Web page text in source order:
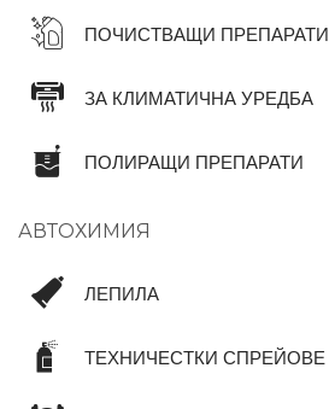
ПОЧИСТВАЩИ ПРЕПАРАТИ
ЗА КЛИМАТИЧНА УРЕДБА
ПОЛИРАЩИ ПРЕПАРАТИ
АВТОХИМИЯ
ЛЕПИЛА
ТЕХНИЧЕСТКИ СПРЕЙОВЕ